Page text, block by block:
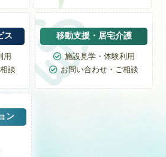
ス
用
談
移動支援・居宅介護
 施設見学・体験利用
 お問い合わせ・ご相談
ン